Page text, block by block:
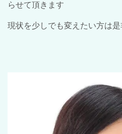
らせて頂きます
現状を少しでも変えたい方は